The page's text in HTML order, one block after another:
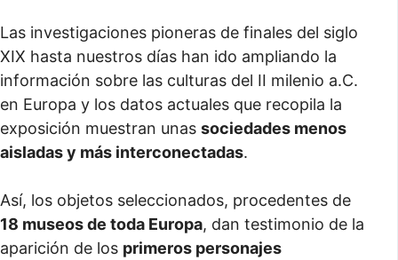
Las investigaciones pioneras de finales del siglo
XIX hasta nuestros días han ido ampliando la
información sobre las culturas del II milenio a.C.
en Europa y los datos actuales que recopila la
exposición muestran unas sociedades menos
aisladas y más interconectadas.
Así, los objetos seleccionados, procedentes de
18 museos de toda Europa, dan testimonio de la
aparición de los primeros personajes